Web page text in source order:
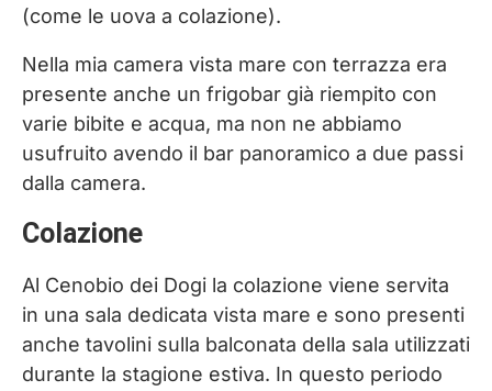
(come le uova a colazione).
Nella mia camera vista mare con terrazza era
presente anche un frigobar già riempito con
varie bibite e acqua, ma non ne abbiamo
usufruito avendo il bar panoramico a due passi
dalla camera.
Colazione
Al Cenobio dei Dogi la colazione viene servita
in una sala dedicata vista mare e sono presenti
anche tavolini sulla balconata della sala utilizzati
durante la stagione estiva. In questo periodo